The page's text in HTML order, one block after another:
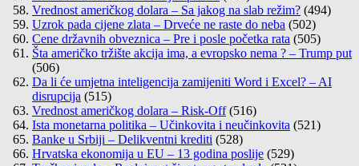
Vrednost američkog dolara – Sa jakog na slab režim? (494)
Uzrok pada cijene zlata – Drveće ne raste do neba (502)
Cene državnih obveznica – Pre i posle početka rata (505)
Šta američko tržište akcija ima, a evropsko nema ? – Trump put
(506)
Da li će umjetna inteligencija zamijeniti Word i Excel? – AI
disrupcija (515)
Vrednost američkog dolara – Risk-Off (516)
Ista monetarna politika – Učinkovita i neučinkovita (521)
Banke u Srbiji – Delikventni krediti (528)
Hrvatska ekonomija u EU – 13 godina poslije (529)